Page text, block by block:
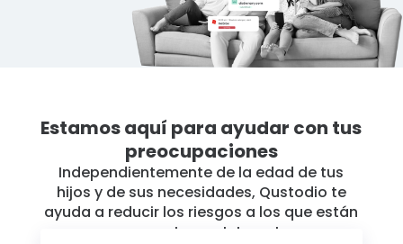
Crear cuenta
Estamos aquí para ayudar con tus
preocupaciones
Independientemente de la edad de tus
hijos y de sus necesidades, Qustodio te
ayuda a reducir los riesgos a los que están
expuestos en Internet